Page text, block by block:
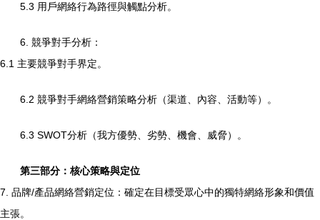
5.3 用戶網絡行為路徑與觸點分析。
6. 競爭對手分析：
6.1 主要競爭對手界定。
6.2 競爭對手網絡營銷策略分析（渠道、內容、活動等）。
6.3 SWOT分析（我方優勢、劣勢、機會、威脅）。
第三部分：核心策略與定位
7. 品牌/產品網絡營銷定位：確定在目標受眾心中的獨特網絡形象和價值
主張。